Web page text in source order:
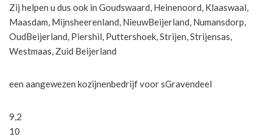
Zij helpen u dus ook in Goudswaard, Heinenoord, Klaaswaal,
Maasdam, Mijnsheerenland, NieuwBeijerland, Numansdorp,
OudBeijerland, Piershil, Puttershoek, Strijen, Strijensas,
Westmaas, Zuid Beijerland
een aangewezen kozijnenbedrijf voor sGravendeel
9,2
10